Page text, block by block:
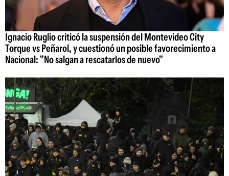
Ignacio Ruglio criticó la suspensión del Montevideo City
Torque vs Peñarol, y cuestionó un posible favorecimiento a
Nacional: "No salgan a rescatarlos de nuevo"